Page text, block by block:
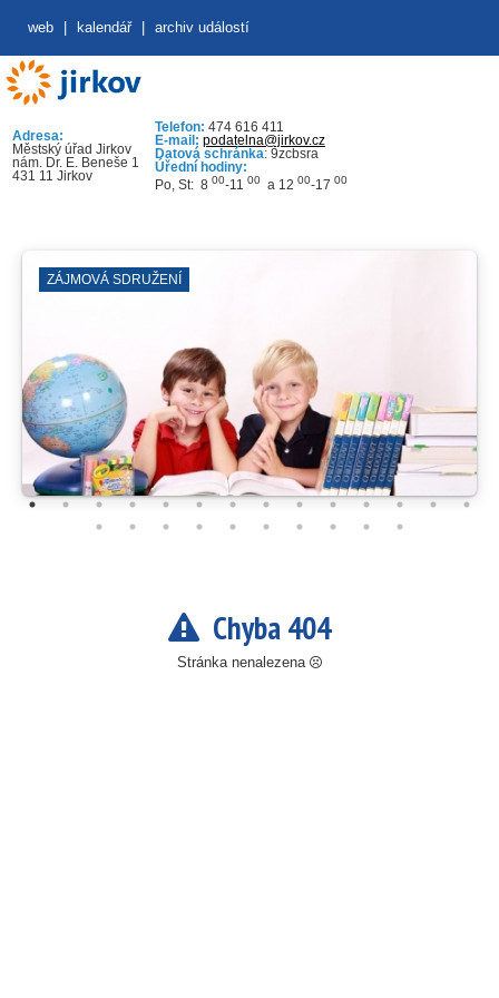
web kalendář archiv událostí
Adresa:
Městský úřad Jirkov
nám. Dr. E. Beneše 1
431 11 Jirkov
Telefon: 474 616 411
E-mail: podatelna@jirkov.cz
Datová schránka: 9zcbsra
Úřední hodiny:
Po, St: 8 00-11 00 a 12 00-17 00
ZÁJMOVÁ SDRUŽENÍ
Chyba 404
Stránka nenalezena